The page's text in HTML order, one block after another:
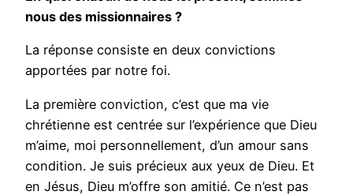
nous des missionnaires ?
La réponse consiste en deux convictions
apportées par notre foi.
La première conviction, c’est que ma vie
chrétienne est centrée sur l’expérience que Dieu
m’aime, moi personnellement, d’un amour sans
condition. Je suis précieux aux yeux de Dieu. Et
en Jésus, Dieu m’offre son amitié. Ce n’est pas